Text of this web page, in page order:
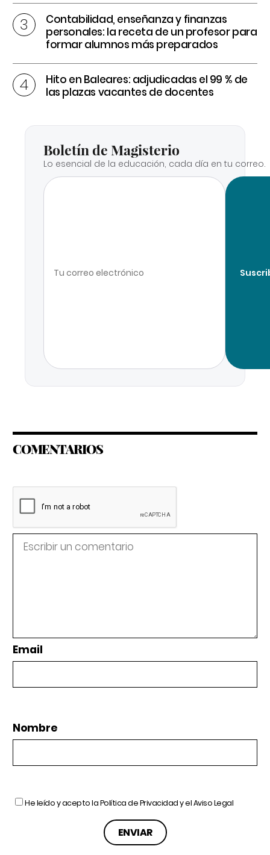
Contabilidad, enseñanza y finanzas
personales: la receta de un profesor para
formar alumnos más preparados
Hito en Baleares: adjudicadas el 99 % de
las plazas vacantes de docentes
Boletín de Magisterio
Lo esencial de la educación, cada día en tu correo.
COMENTARIOS
Email
Nombre
He leído y acepto laPolítica de Privacidady elAviso Legal